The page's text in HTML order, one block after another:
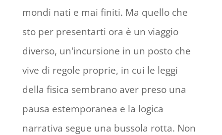
mondi nati e mai finiti. Ma quello che
sto per presentarti ora è un viaggio
diverso, un'incursione in un posto che
vive di regole proprie, in cui le leggi
della fisica sembrano aver preso una
pausa estemporanea e la logica
narrativa segue una bussola rotta. Non